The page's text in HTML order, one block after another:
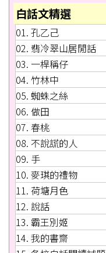
白話文精選
01. 孔乙己
02. 翡冷翠山居閒話
03. 一桿稱仔
04. 竹林中
05. 蜘蛛之絲
06. 做田
07. 春桃
08. 不說謊的人
09. 手
10. 麥琪的禮物
11. 荷塘月色
12. 說話
13. 霸王別姬
14. 我的書齋